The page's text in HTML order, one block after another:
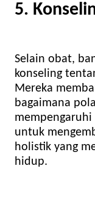
5.
Selain obat,
konseling
Mereka
bagaimana
mempengaruhi
untuk
holistik yang
hidup.